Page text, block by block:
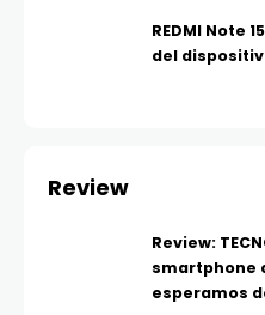
REDMI Note
del
Review
Review:
smartphone
esperamos